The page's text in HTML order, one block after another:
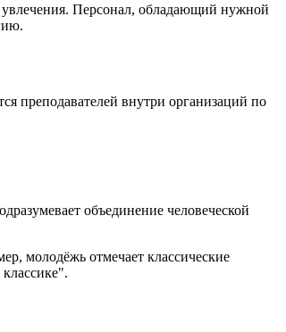
увлечения. Персонал, обладающий нужной
преподавателей внутри организаций по
объединение человеческой
молодёжь отмечает классические